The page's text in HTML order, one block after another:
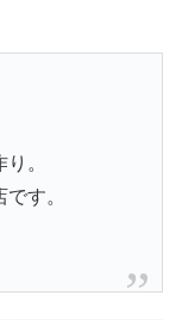
。
す。